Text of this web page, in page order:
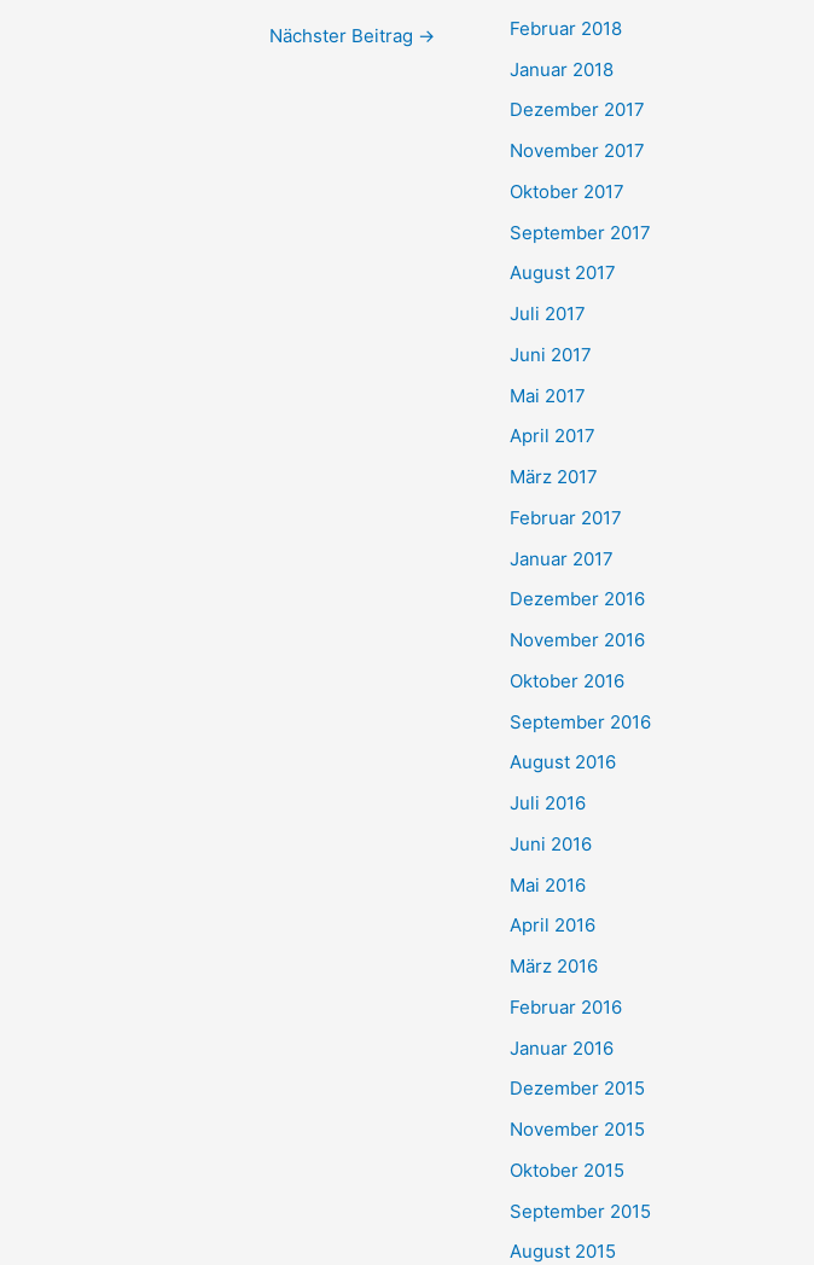
Nächster Beitrag →
Februar 2018
Januar 2018
Dezember 2017
November 2017
Oktober 2017
September 2017
August 2017
Juli 2017
Juni 2017
Mai 2017
April 2017
März 2017
Februar 2017
Januar 2017
Dezember 2016
November 2016
Oktober 2016
September 2016
August 2016
Juli 2016
Juni 2016
Mai 2016
April 2016
März 2016
Februar 2016
Januar 2016
Dezember 2015
November 2015
Oktober 2015
September 2015
August 2015